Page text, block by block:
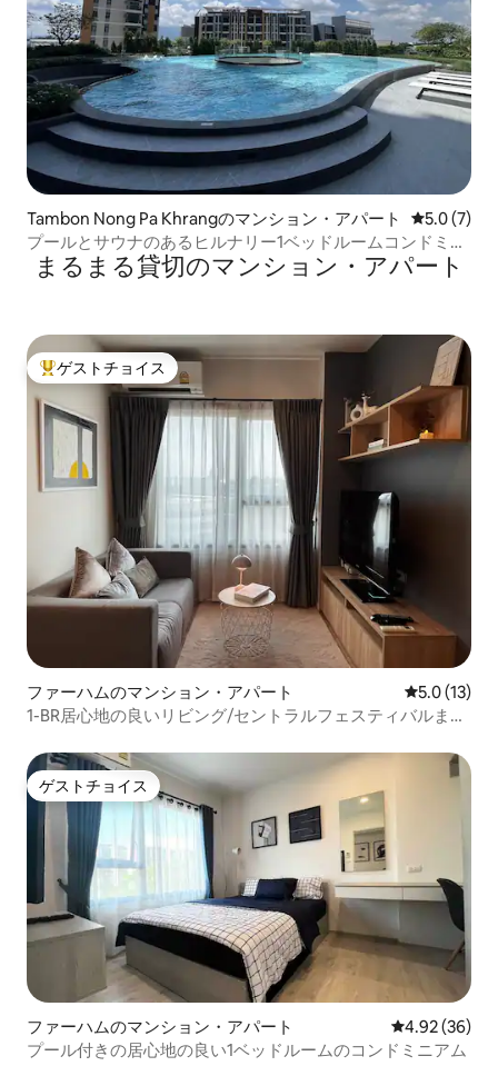
Tambon Nong Pa Khrangのマンション・アパート レビュー7
5.0 (7)
プールとサウナのあるヒルナリー1ベッドルームコンドミニ
アム
まるまる貸切のマンション・アパート
大好評のゲストチョイスです。
ゲストチョイス
ファーハムのマンション・アパート レビュー13
5.0 (13)
1-BR居心地の良いリビング/セントラルフェスティバルまで
ゲストチョイス
ゲストチョイス
ファーハムのマンション・アパート レビュー36
4.92 (36)
プール付きの居心地の良い1ベッドルームのコンドミニアム